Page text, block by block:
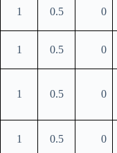
0
0.5
1
0
0.5
1
0
0.5
1
0
0.5
1